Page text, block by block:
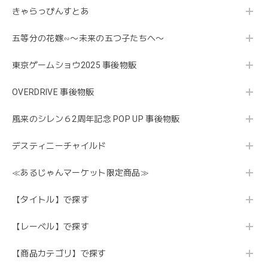
きゃらっぴんすとあ
五等分の花嫁∽〜未来の五つ子たちへ〜
東京ゲームショウ2025 事後物販
OVERDRIVE 事後物販
風来のシレン６2周年記念 POP UP 事後物販
デスティニーチャイルド
≪あるじゃんマーケット限定商品≫
【タイトル】で探す
【レーベル】で探す
【商品カテゴリ】で探す